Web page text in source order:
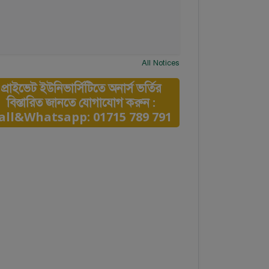
All Notices
প্রাইভেট ইউনিভার্সিটিতে অনার্স ভর্তির
বিস্তারিত জানতে যোগাযোগ করুন :
01715 789 791